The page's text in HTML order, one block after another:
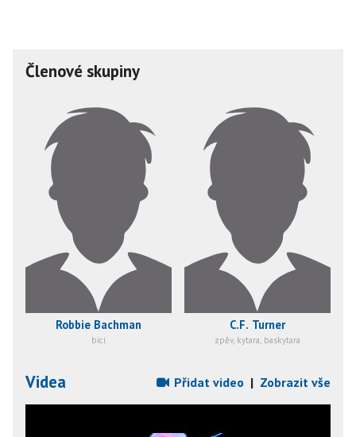
Členové skupiny
Robbie Bachman
bicí
C.F. Turner
zpěv, kytara, baskytara
Videa Přidat video | Zobrazit vše